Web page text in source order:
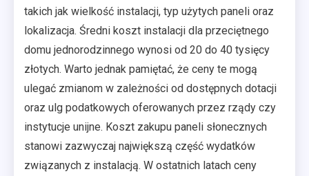
takich jak wielkość instalacji, typ użytych paneli oraz
lokalizacja. Średni koszt instalacji dla przeciętnego
domu jednorodzinnego wynosi od 20 do 40 tysięcy
złotych. Warto jednak pamiętać, że ceny te mogą
ulegać zmianom w zależności od dostępnych dotacji
oraz ulg podatkowych oferowanych przez rządy czy
instytucje unijne. Koszt zakupu paneli słonecznych
stanowi zazwyczaj największą część wydatków
związanych z instalacją. W ostatnich latach ceny